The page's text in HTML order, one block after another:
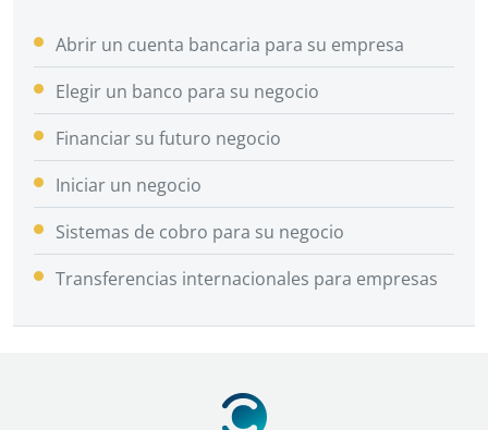
Abrir un cuenta bancaria para su empresa
Elegir un banco para su negocio
Financiar su futuro negocio
Iniciar un negocio
Sistemas de cobro para su negocio
Transferencias internacionales para empresas